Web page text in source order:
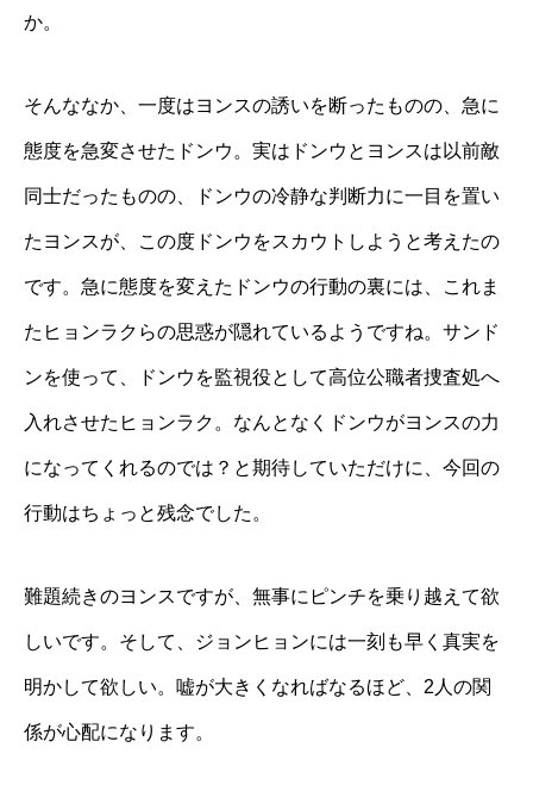
か。
そんななか、一度はヨンスの誘いを断ったものの、急に
態度を急変させたドンウ。実はドンウとヨンスは以前敵
同士だったものの、ドンウの冷静な判断力に一目を置い
たヨンスが、この度ドンウをスカウトしようと考えたの
です。急に態度を変えたドンウの行動の裏には、これま
たヒョンラクらの思惑が隠れているようですね。サンド
ンを使って、ドンウを監視役として高位公職者捜査処へ
入れさせたヒョンラク。なんとなくドンウがヨンスの力
になってくれるのでは？と期待していただけに、今回の
行動はちょっと残念でした。
難題続きのヨンスですが、無事にピンチを乗り越えて欲
しいです。そして、ジョンヒョンには一刻も早く真実を
明かして欲しい。嘘が大きくなればなるほど、2人の関
係が心配になります。